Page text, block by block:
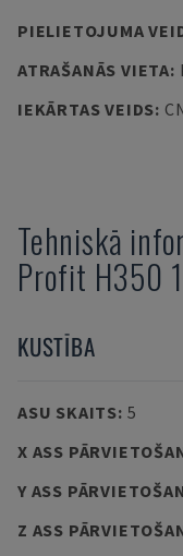
PIELIETOJUMA
ATRAŠANĀS VIETA:
IEKĀRTAS VEIDS:
Tehniskā
Profit H350
KUSTĪBA
ASU SKAITS: 5
X ASS
Y ASS
Z ASS